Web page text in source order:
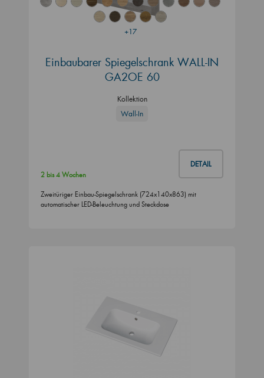
+17
Einbaubarer Spiegelschrank WALL-IN
GA2OE 60
Kollektion
Wall-In
DETAIL
2 bis 4 Wochen
Zweitüriger Einbau-Spiegelschrank (724x140x863) mit
automatischer LED-Beleuchtung und Steckdose